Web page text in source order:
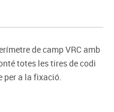
de camp VRC amb
totes les tires de codi
per a la fixació.